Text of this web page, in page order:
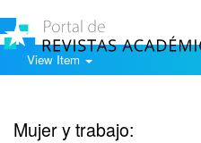
View Item
Mujer y trabajo: